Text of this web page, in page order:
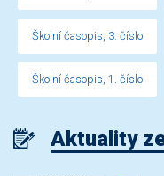
Školní časopis, 3. číslo
Školní časopis, 1. číslo
Aktuality